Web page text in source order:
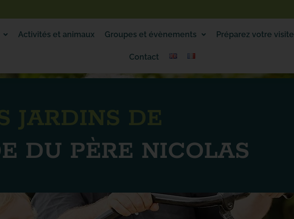
Activités et animaux Groupes et évènements Préparez votre visite
Contact
JARDINS DE
DU PÈRE NICOLAS